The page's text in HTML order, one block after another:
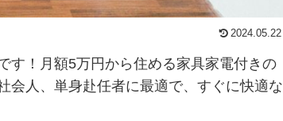
2024.05.22
す！月額5万円から住める家具家電付きの
会人、単身赴任者に最適で、すぐに快適な